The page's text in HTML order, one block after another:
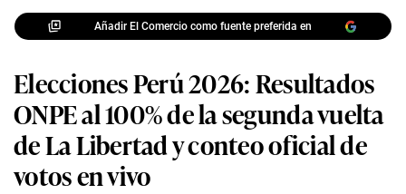
Añadir El Comercio como fuente preferida en
Elecciones Perú 2026: Resultados
ONPE al 100% de la segunda vuelta
de La Libertad y conteo oficial de
votos en vivo